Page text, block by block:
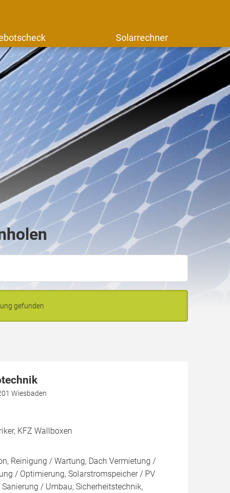
Solarrechner
gefunden
Wiesbaden
KFZ Wallboxen
Reinigung / Wartung, Dach Vermietung /
/ Optimierung, Solarstromspeicher / PV
Sanierung / Umbau, Sicherheitstechnik,